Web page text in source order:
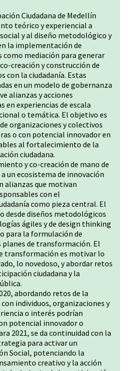
Ciudadana de Medellín
teórico y experiencial a
y al diseño metodológico y
la implementación de
mediación para generar
creación y construcción de
con la ciudadanía. Estas
en un modelo de gobernanza
alianzas y acciones
en experiencias de escala
o temática. El objetivo es
organizaciones y colectivos
o con potencial innovador en
al fortalecimiento de la
ciudadana.
y co-creación de mano de
un ecosistema de innovación
alianzas que motivan
con el
como pieza central. El
desde diseños metodológicos
ágiles y de design thinking
para la formulación de
de transformación. El
transformación es motivar lo
lo novedoso, y abordar retos
ciudadana y la
abordando retos de la
individuos, organizaciones y
o interés podrían
potencial innovador o
2021, se da continuidad con la
para activar un
Social, potenciando la
creativo y la acción